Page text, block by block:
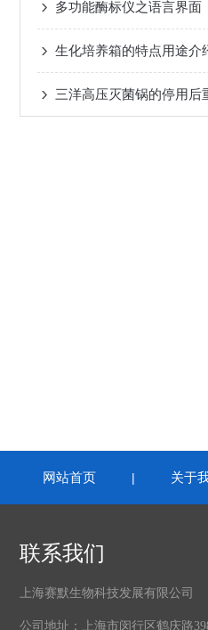
多功能酶标仪之语言界面
生化培养箱的特点用途介
网站首页 | 关于
联系我们
上海赛默生物科技发展有限公司
公司地址：上海市闵行区鹤庆路